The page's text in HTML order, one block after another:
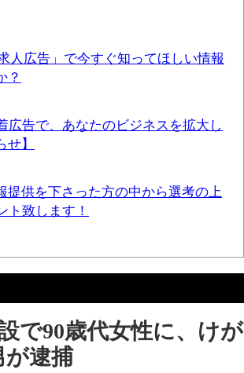
人広告」で今すぐ知ってほしい情報
？
広告で、あなたのビジネスを拡大し
】
提供を下さった方の中から選考の上
ト致します！
で90歳代女性に、けが
が逮捕